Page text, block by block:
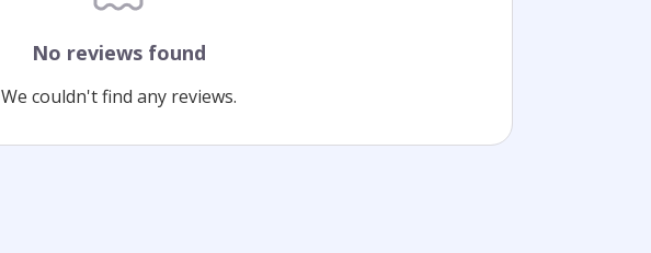
No reviews found
We couldn't find any reviews.